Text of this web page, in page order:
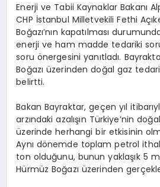
Enerji ve Tabii Kaynaklar Bakanı
CHP İstanbul Milletvekili Fethi
Boğazı’nın kapatılması
enerji ve ham madde tedariki
soru önergesini yanıtladı.
Boğazı üzerinden doğal gaz
belirtti.
Bakan Bayraktar, geçen yıl
arzındaki azalışın Türkiye’nin
üzerinde herhangi bir etkisinin
Aynı dönemde toplam petrol
ton olduğunu, bunun yaklaşık 5
Hürmüz Boğazı üzerinden